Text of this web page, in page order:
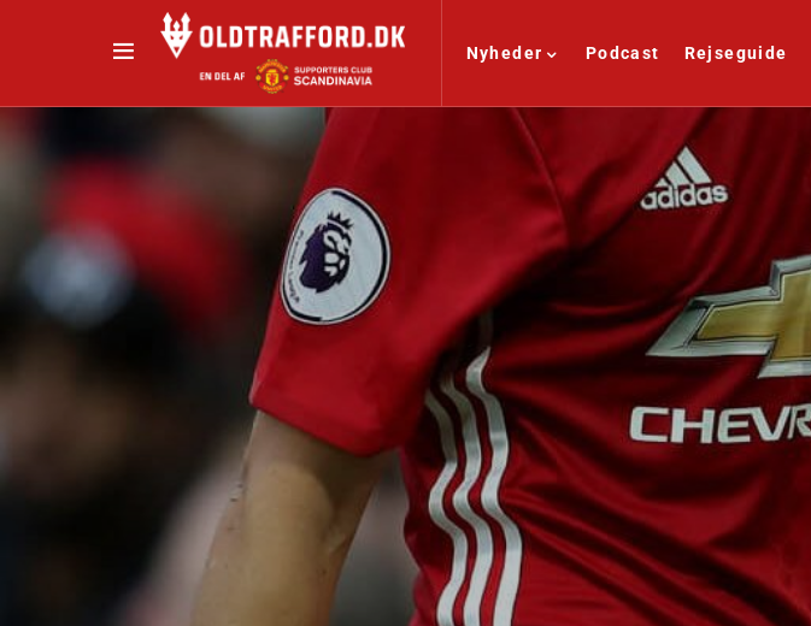
Nyheder Podcast Rejseguide